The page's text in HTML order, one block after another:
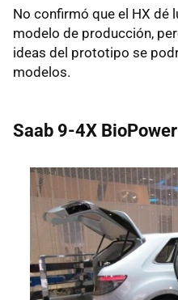
No confirmó que el HX dé
modelo de producción,
ideas del prototipo se
modelos.
Saab 9-4X